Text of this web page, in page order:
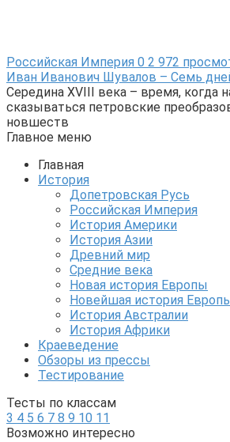
Российская Империя 0 2 972
Иван Иванович Шувалов – Семь
Середина XVIII века – время, когда
сказываться петровские
новшеств
Главное меню
Главная
История
Допетровская Русь
Российская Империя
История Америки
История Азии
Древний мир
Средние века
Новая история Европы
Новейшая история
История Австралии
История Африки
Краеведение
Обзоры из прессы
Тестирование
Тесты по классам
3 4 5 6 7 8 9 10 11
Возможно интересно